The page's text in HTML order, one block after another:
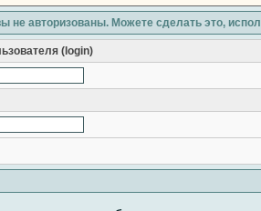
не авторизованы. Можете сделать это,
(login)